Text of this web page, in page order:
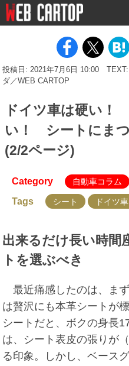
投稿日: 2021年7月6日 10:00
ダ／WEB CARTOP
ドイツ車は硬い！
い！ シートにま
(2/2ページ)
Category 自動車コラム
Tags シート ドイツ車
出来るだけ長い時間
トを選ぶべき
最近痛感したのは、ま
は贅沢にも本革シートが
シートだと、ボクの身長
は、シート表皮の張りが
る印象。しかし、ベース